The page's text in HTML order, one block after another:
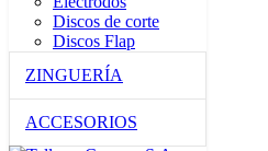
Discos de corte
Discos Flap
ZINGUERÍA
ACCESORIOS